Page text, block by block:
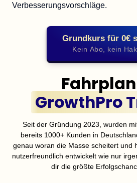
Verbesserungsvorschläge.
Grundkurs für 0€
Kein Abo, kein
GrowthPro
Seit der Gründung 2023, wurden
bereits 1000+ Kunden in
genau woran die Masse scheitert und
nutzerfreundlich entwickelt wie nur
dir die größte